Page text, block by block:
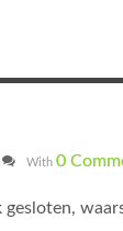
With 0